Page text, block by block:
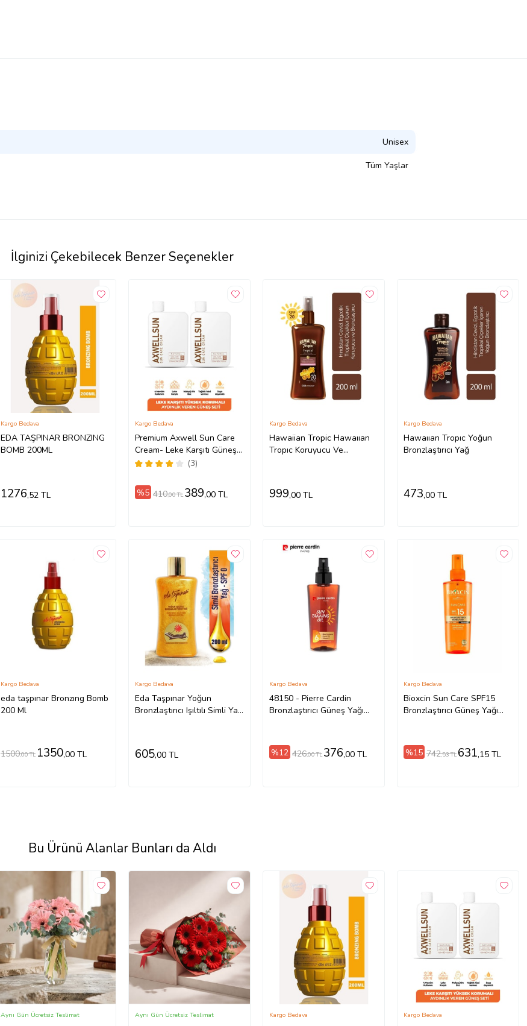
Unisex
Tüm Yaşlar
İlginizi Çekebilecek Benzer Seçenekler
EDA TAŞPINAR BRONZING
BOMB 200ML
Kargo Bedava
1276,52 TL
Premium Axwell Sun Care
Cream- Leke Karşıtı Güneş
Koruyucu Krem SPF50+
(3)
Kargo Bedava
%5 410,00 TL 389,00 TL
Hawaiian Tropic Hawaııan
Tropıc Koruyucu Ve
Kargo Bedava
999,00 TL
Hawaııan Tropıc Yoğun
Bronzlaştırıcı Yağ
Kargo Bedava
473,00 TL
eda taşpınar Bronzıng Bomb
200 Ml
Kargo Bedava
1500,00 TL 1350,00 TL
Eda Taşpınar Yoğun
Bronzlaştırıcı Işıltılı Simli Yağ
Kargo Bedava
605,00 TL
48150 - Pierre Cardin
Bronzlaştırıcı Güneş Yağı
Kargo Bedava
%12 426,00 TL 376,00 TL
Bioxcin Sun Care SPF15
Bronzlaştırıcı Güneş Yağı
Kargo Bedava
%15 742,53 TL 631,15 TL
Bu Ürünü Alanlar Bunları da Aldı
Aynı Gün Ücretsiz Teslimat Aynı Gün Ücretsiz Teslimat Kargo Bedava Kargo Bedava